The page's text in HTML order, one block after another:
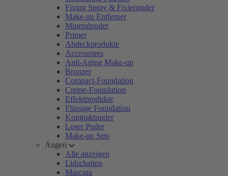
Fixing Spray & Fixierpuder
Make-up Entferner
Mineralpuder
Primer
Abdeckprodukte
Accessoires
Anti-Aging Make-up
Bronzer
Compact-Foundation
Creme-Foundation
Effektprodukte
Flüssige Foundation
Kompaktpuder
Loser Puder
Make-up Sets
Augen
Alle anzeigen
Lidschatten
Mascara